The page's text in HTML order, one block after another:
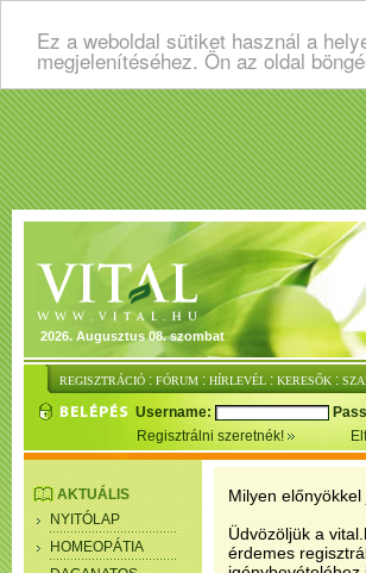
Ez a weboldal sütiket használ a
megjelenítéséhez. Ön az oldal
2026. Augusztus 08. szombat
REGISZTRÁCIÓ : FÓRUM : HÍRLEVÉL : KERESŐK :
Username:
Regisztrálni szeretnék!
AKTUÁLIS
NYITÓLAP
HOMEOPÁTIA
Milyen
Üdvözöljük a
érdemes